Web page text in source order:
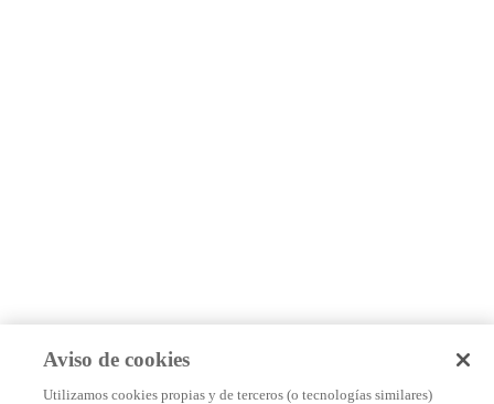
Aviso de cookies
Utilizamos cookies propias y de terceros (o tecnologías similares)